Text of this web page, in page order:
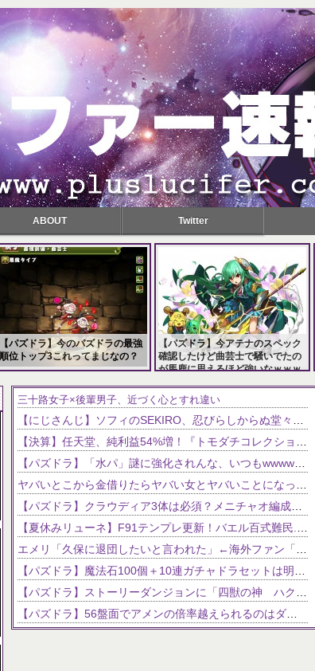
ABOUT Twitter
【パズドラ】今のパズドラの最強
順位トップ3これってまじなの？
204,893 views
【パズドラ】今アテナのスペック
確認したけど曲芸士で騒いでたの
が馬鹿に思えるほど強いなｗｗｗ
157,286 views
三十路女子×後輩男子、近づく心とすれ違い